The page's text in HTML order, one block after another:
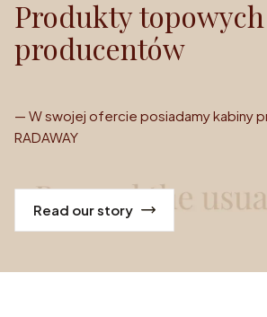
Produkty topowych
producentów
— W swojej ofercie posiadamy kabiny
RADAWAY
Read our story